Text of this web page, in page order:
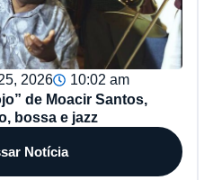
2026
10:02 am
de Moacir Santos,
bossa e jazz
Notícia